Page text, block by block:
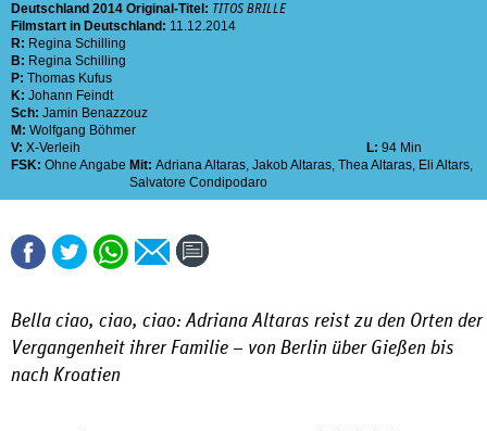
Deutschland 2014 Original-Titel: TITOS BRILLE
Filmstart in Deutschland: 11.12.2014
R: Regina Schilling
B: Regina Schilling
P: Thomas Kufus
K: Johann Feindt
Sch: Jamin Benazzouz
M: Wolfgang Böhmer
V: X-Verleih L: 94 Min
FSK: Ohne Angabe Mit: Adriana Altaras, Jakob Altaras, Thea Altaras, Eli Altars,
Salvatore Condipodaro
Bella ciao, ciao, ciao: Adriana Altaras reist zu den Orten der
Vergangenheit ihrer Familie – von Berlin über Gießen bis
nach Kroatien